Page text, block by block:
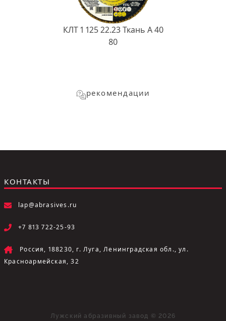
КЛТ 1 125 22.23 Ткань A 40
80
рекомендации
КОНТАКТЫ
lap@abrasives.ru
+7 813 722-25-93
Россия, 188230, г. Луга, Ленинградская обл., ул.
Красноармейская, 32
Лужский абразивный завод © 2026